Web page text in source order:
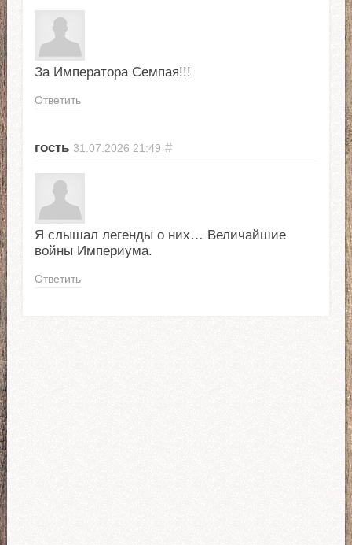
За Императора Семпая!!!
Ответить
гость 31.07.2026 21:49 #
Я слышал легенды о них… Величайшие
войны Империума.
Ответить